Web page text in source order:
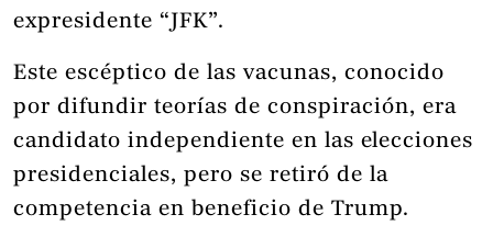
expresidente “JFK”.
Este escéptico de las vacunas, conocido
por difundir teorías de conspiración, era
candidato independiente en las elecciones
presidenciales, pero se retiró de la
competencia en beneficio de Trump.